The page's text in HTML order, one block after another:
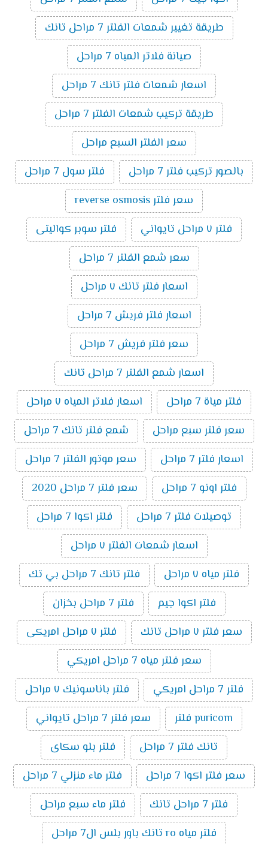
طريقة تغيير شمعات الفلتر 7 مراحل تانك
صيانة فلاتر المياه 7 مراحل
اسعار شمعات فلتر تانك 7 مراحل
طريقة تركيب شمعات الفلتر 7 مراحل
سعر الفلتر السبع مراحل
بالصور تركيب فلتر 7 مراحل
فلتر سول 7 مراحل
سعر فلتر reverse osmosis
فلتر ٧ مراحل تايواني
فلتر سوبر كواليتى
سعر شمع الفلتر 7 مراحل
اسعار فلتر تانك ٧ مراحل
اسعار فلتر فريش 7 مراحل
سعر فلتر فريش 7 مراحل
اسعار شمع الفلتر 7 مراحل تانك
فلتر مياة 7 مراحل
اسعار فلاتر المياه ٧ مراحل
سعر فلتر سبع مراحل
شمع فلتر تانك 7 مراحل
اسعار فلتر 7 مراحل
سعر موتور الفلتر 7 مراحل
فلتر اونو 7 مراحل
سعر فلتر 7 مراحل 2020
توصيلات فلتر 7 مراحل
فلتر اكوا 7 مراحل
اسعار شمعات الفلتر ٧ مراحل
فلتر مياه ٧ مراحل
فلتر تانك 7 مراحل بي تك
فلتر اكوا جيم
فلتر 7 مراحل بخزان
سعر فلتر ٧ مراحل تانك
فلتر ٧ مراحل امريكى
سعر فلتر مياه 7 مراحل امريكي
فلتر 7 مراحل امريكي
فلتر باناسونيك ٧ مراحل
puricom فلتر
سعر فلتر 7 مراحل تايواني
تانك فلتر 7 مراحل
فلتر بلو سكاى
سعر فلتر اكوا 7 مراحل
فلتر ماء منزلي 7 مراحل
فلتر 7 مراحل تانك
فلتر ماء سبع مراحل
فلتر مياه ro تانك باور بلس ال7 مراحل